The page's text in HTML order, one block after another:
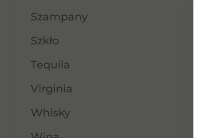
Szampany
Szkło
Tequila
Virginia
Whisky